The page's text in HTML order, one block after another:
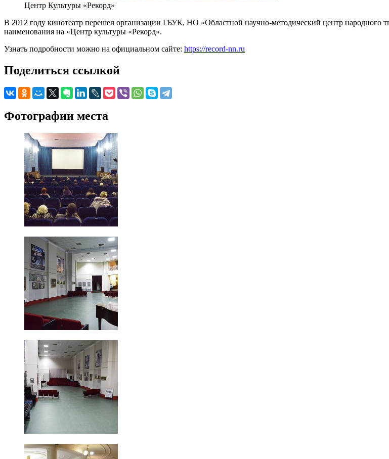
Центр Культуры «Рекорд»
В 2012 году кинотеатр перешел организации ГБУК, НО «Областной научно-методический центр народного
наименования на «Центр культуры «Рекорд».
Узнать подробности можно на официальном сайте: https://record-nn.ru
Поделиться ссылкой
Фотографии места